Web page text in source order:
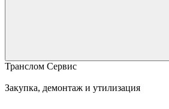
Транслом Сервис
Закупка, демонтаж и утилизация